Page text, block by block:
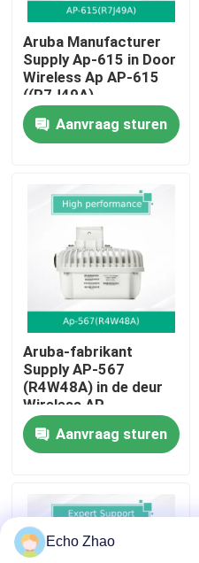
Huis
Producten
Over Ons
Fabriekstour
Kwaliteitscontrole
Neem contact met ons op
Nieuws
Vraag een offerte aan
Aruba Manufacturer
Supply Ap-615 in Door
Wireless Ap AP-615
((R7J49A)
Aanvraag sturen
Aruba-fabrikant
Supply AP-567
(R4W48A) in de deur
Wireless AP
Aanvraag sturen
Echo Zhao